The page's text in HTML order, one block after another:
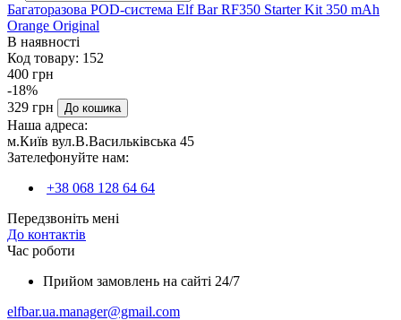
Багаторазова POD-система Elf Bar RF350 Starter Kit 350 mAh
Orange Original
В наявності
Код товару: 152
400 грн
-18%
329 грн
До кошика
Наша адреса:
м.Київ вул.В.Васильківська 45
Зателефонуйте нам:
+38 068 128 64 64
Передзвоніть мені
До контактів
Час роботи
Прийом замовлень на сайті 24/7
elfbar.ua.manager@gmail.com